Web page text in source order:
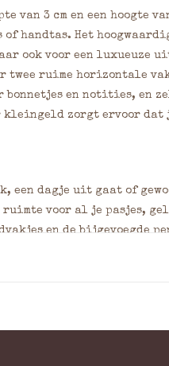
van 3 cm en een hoogte
handtas. Het
ook voor een
twee ruime horizontale
en notities, en
kleingeld zorgt ervoor dat
een dagje uit gaat of
ruimte voor al je pasjes,
en de bijgevoegde